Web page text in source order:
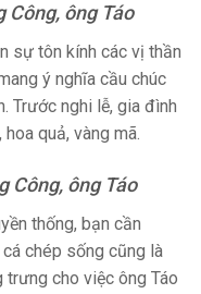
Công, ông Táo
sự tôn kính các vị thần
ý nghĩa cầu chúc
Trước nghi lễ, gia đình
quả, vàng mã.
Công, ông Táo
thống, bạn cần
chép sống cũng là
cho việc ông Táo